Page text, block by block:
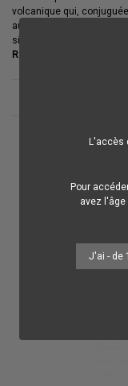
L'accès
Pour
avez l'âge
J'ai - de
volcanique qui,
aux étapes de
singulières dévoilant
Réunion